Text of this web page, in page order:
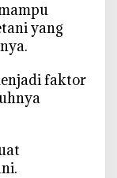
yang
faktor